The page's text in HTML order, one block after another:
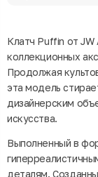
Клатч Puffin от
коллекционных
Продолжая
эта модель
дизайнерским
искусства.
Выполненный в
деталям.